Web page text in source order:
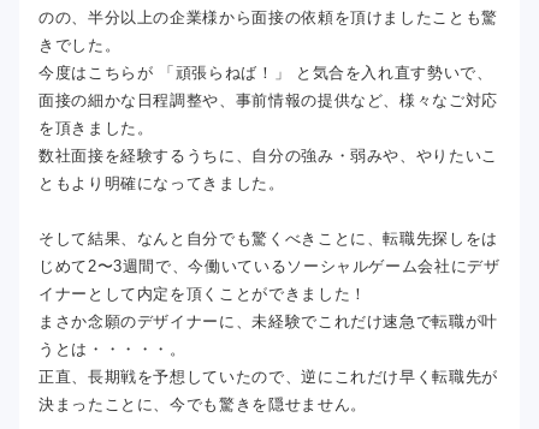
のの、半分以上の企業様から面接の依頼を頂けましたことも驚
きでした。
今度はこちらが 「頑張らねば！」 と気合を入れ直す勢いで、
面接の細かな日程調整や、事前情報の提供など、様々なご対応
を頂きました。
数社面接を経験するうちに、自分の強み・弱みや、やりたいこ
ともより明確になってきました。
そして結果、なんと自分でも驚くべきことに、転職先探しをは
じめて2〜3週間で、今働いているソーシャルゲーム会社にデザ
イナーとして内定を頂くことができました！
まさか念願のデザイナーに、未経験でこれだけ速急で転職が叶
うとは・・・・・。
正直、長期戦を予想していたので、逆にこれだけ早く転職先が
決まったことに、今でも驚きを隠せません。